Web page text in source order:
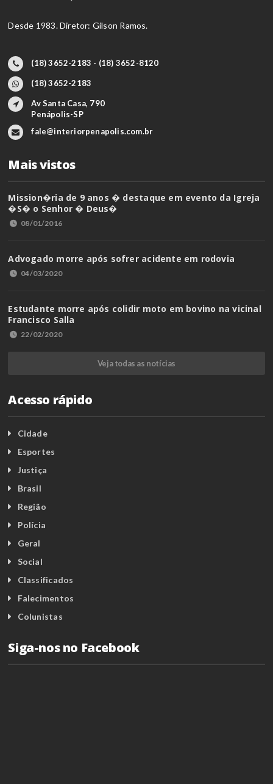
Desde 1983. Diretor: Gilson Ramos.
(18) 3652-2183 - (18) 3652-8120
(18) 3652-2183
Av Santa Casa, 790
Penápolis-SP
fale@interiorpenapolis.com.br
Mais vistos
Mission�ria de 9 anos � destaque em evento da Igreja
�S� o Senhor � Deus�
08/01/2016
Advogado morre após sofrer acidente em rodovia
04/03/2020
Estudante morre após colidir moto em bovino na vicinal
Francisco Salla
22/02/2020
Veja todas as notícias
Acesso rápido
Cidade
Esportes
Justiça
Brasil
Região
Polícia
Geral
Social
Classificados
Falecimentos
Colunistas
Siga-nos no Facebook